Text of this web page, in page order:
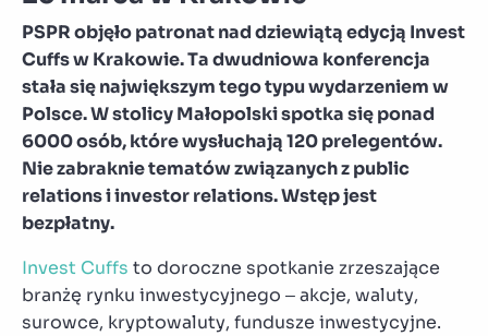
PSPR objęło patronat nad dziewiątą edycją Invest
Cuffs w Krakowie. Ta dwudniowa konferencja
stała się największym tego typu wydarzeniem w
Polsce. W stolicy Małopolski spotka się ponad
6000 osób, które wysłuchają 120 prelegentów.
Nie zabraknie tematów związanych z public
relations i investor relations. Wstęp jest
bezpłatny.
Invest Cuffs to doroczne spotkanie zrzeszające
branżę rynku inwestycyjnego – akcje, waluty,
surowce, kryptowaluty, fundusze inwestycyjne.